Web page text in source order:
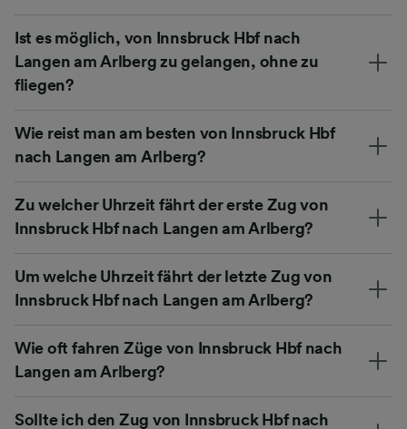
Ist es möglich, von Innsbruck Hbf nach
Langen am Arlberg zu gelangen, ohne zu
fliegen?
Wie reist man am besten von Innsbruck Hbf
nach Langen am Arlberg?
Zu welcher Uhrzeit fährt der erste Zug von
Innsbruck Hbf nach Langen am Arlberg?
Um welche Uhrzeit fährt der letzte Zug von
Innsbruck Hbf nach Langen am Arlberg?
Wie oft fahren Züge von Innsbruck Hbf nach
Langen am Arlberg?
Sollte ich den Zug von Innsbruck Hbf nach